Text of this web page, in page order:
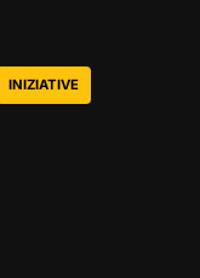
INIZIATIVE